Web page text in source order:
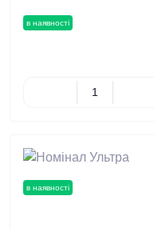
в наявності
в наявності